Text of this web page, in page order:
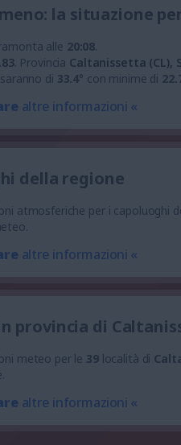
la situazione
alle 20:08.
. Provincia Caltanissetta (CL),
di 33.4° con minime di
altre informazioni «
della regione
atmosferiche per i capoluoghi
altre informazioni «
provincia di
meteo per le 39località di
altre informazioni «